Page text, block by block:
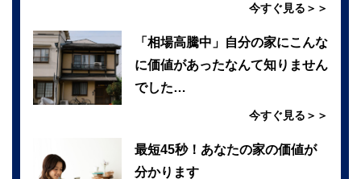
今すぐ見る＞＞
「相場高騰中」自分の家にこんな
に価値があったなんて知りません
でした…
今すぐ見る＞＞
最短45秒！あなたの家の価値が
分かります